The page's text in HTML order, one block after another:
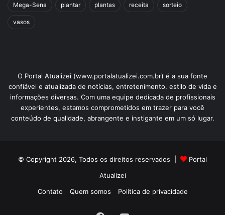
Mega-Sena plantar plantas receita sorteio
vasos
O Portal Atualizei (www.portalatualizei.com.br) é a sua fonte
confiável e atualizada de notícias, entretenimento, estilo de vida e
informações diversas. Com uma equipe dedicada de profissionais
experientes, estamos comprometidos em trazer para você
conteúdo de qualidade, abrangente e instigante em um só lugar.
© Copyright 2026, Todos os direitos reservados |
Portal
Atualizei
Contato
Quem somos Política de privacidade